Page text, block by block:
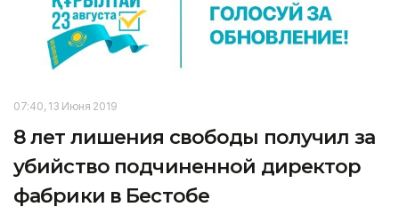
07:40, 13 Июня 2019
8 лет лишения свободы получил за
убийство подчиненной директор
фабрики в Бестобе